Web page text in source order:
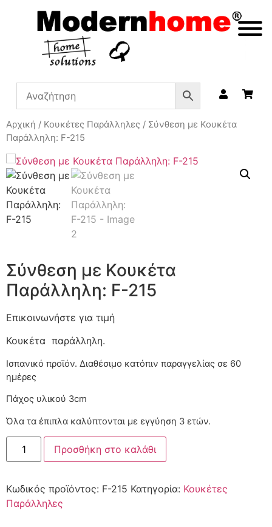
Αρχική / Κουκέτες Παράλληλες / Σύνθεση με Κουκέτα
Παράλληλη: F-215
Σύνθεση με Κουκέτα
Παράλληλη: F-215
Επικοινωνήστε για τιμή
Κουκέτα παράλληλη.
Ισπανικό προϊόν. Διαθέσιμο κατόπιν παραγγελίας
Πάχος υλικού 3cm
Όλα τα έπιπλα καλύπτονται με εγγύηση 3 ετών.
Προσθήκη στο καλάθι
Κωδικός προϊόντος: F-215 Κατηγορία: Κουκέτες
Παράλληλες